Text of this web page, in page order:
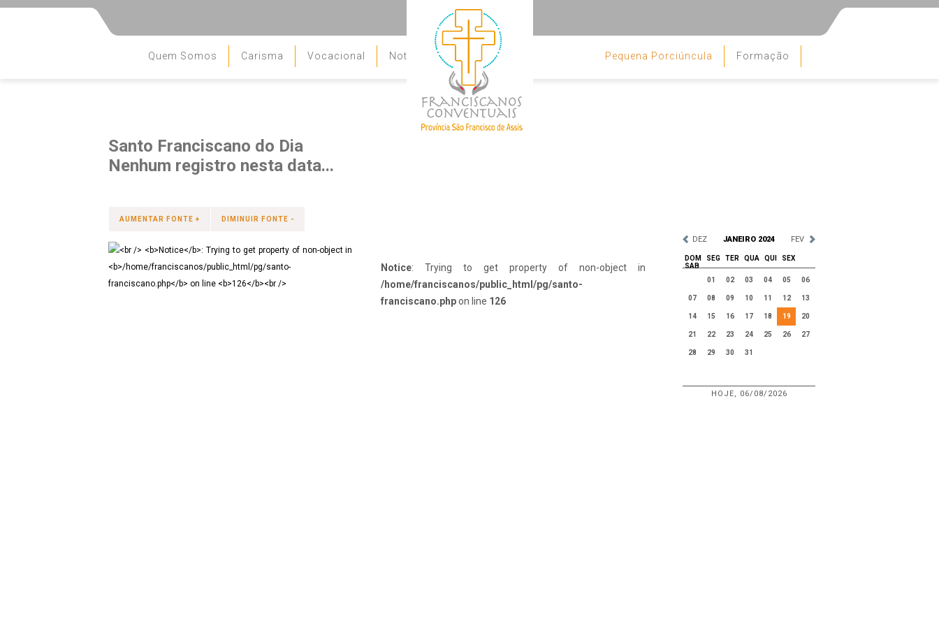
Quem Somos Carisma Vocacional Notícias Pequena Porciúncula Formação
Contato
Santo Franciscano do Dia
Nenhum registro nesta data...
DEZ JANEIRO 2024 FEV
DOM SEG TER QUA QUI
SEX
SAB
01
02 03 04 05 06
07 08 09 10 11 12 13
14 15 16 17 18 19 20
21 22 23 24 25 26 27
28 29 30 31
HOJE, 06/08/2026
AUMENTAR FONTE + DIMINUIR FONTE -
Notice: Trying to get property of non-object in
/home/franciscanos/public_html/pg/santo-
franciscano.phpon line 126